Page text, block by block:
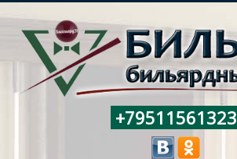
+79511561323